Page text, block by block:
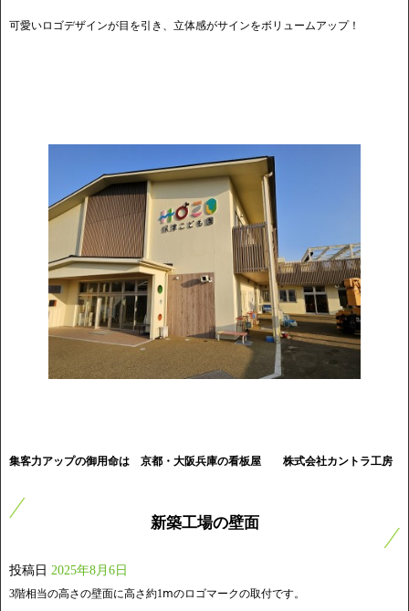
可愛いロゴデザインが目を引き、立体感がサインをボリュームアップ！
集客力アップの御用命は 京都・大阪兵庫の看板屋 株式会社カントラ工房
新築工場の壁面
投稿日 2025年8月6日
3階相当の高さの壁面に高さ約1ⅿのロゴマークの取付です。